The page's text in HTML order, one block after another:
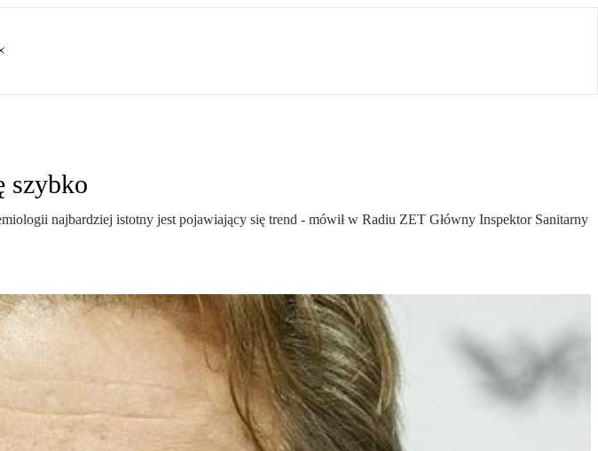
szybko
najbardziej istotny jest pojawiający się trend - mówił w Radiu ZET Główny Inspektor Sanitarny